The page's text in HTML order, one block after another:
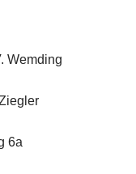
Wemding
6a